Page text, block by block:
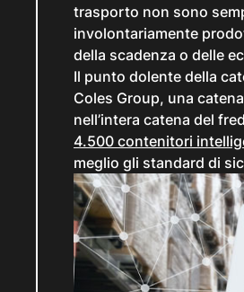
trasporto non sono
involontariamente
della scadenza o delle
Il punto dolente della
Coles Group, una
nell’intera catena del
4.500 contenitori
meglio gli standard di